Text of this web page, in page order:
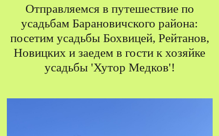
Отправляемся в путешествие по
усадьбам Барановичского района:
посетим усадьбы Бохвицей, Рейтанов,
Новицких и заедем в гости к хозяйке
усадьбы 'Хутор Медков'!